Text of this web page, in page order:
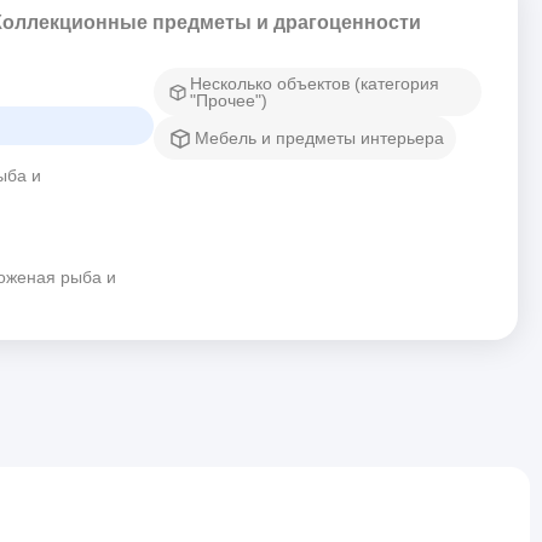
предметы и драгоценности
и
рыба и
Несколько объектов (категория
"Прочее")
Мебель и предметы интерьера